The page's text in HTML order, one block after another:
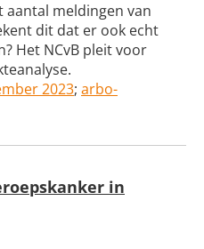
aantal meldingen van
dit dat er ook echt
Het NCvB pleit voor
2023; arbo-
in